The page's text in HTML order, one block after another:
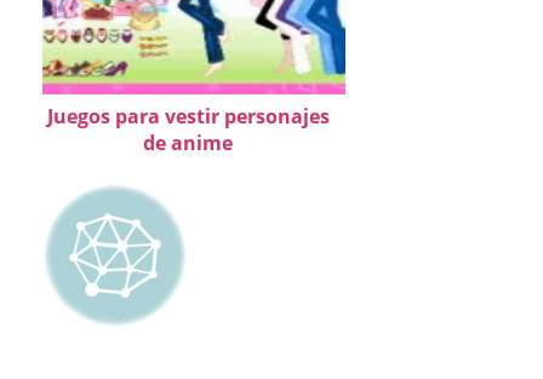
Juegos para vestir personajes
de anime